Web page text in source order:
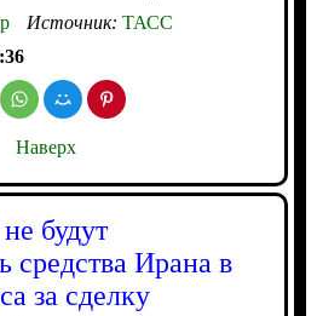
Источник: ТАСС
Наверх
будут
средства Ирана в
за сделку